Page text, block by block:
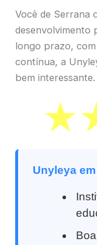
Você de Serrana
desenvolvimento
longo prazo,
contínua, a
bem interessante.
Unyleya